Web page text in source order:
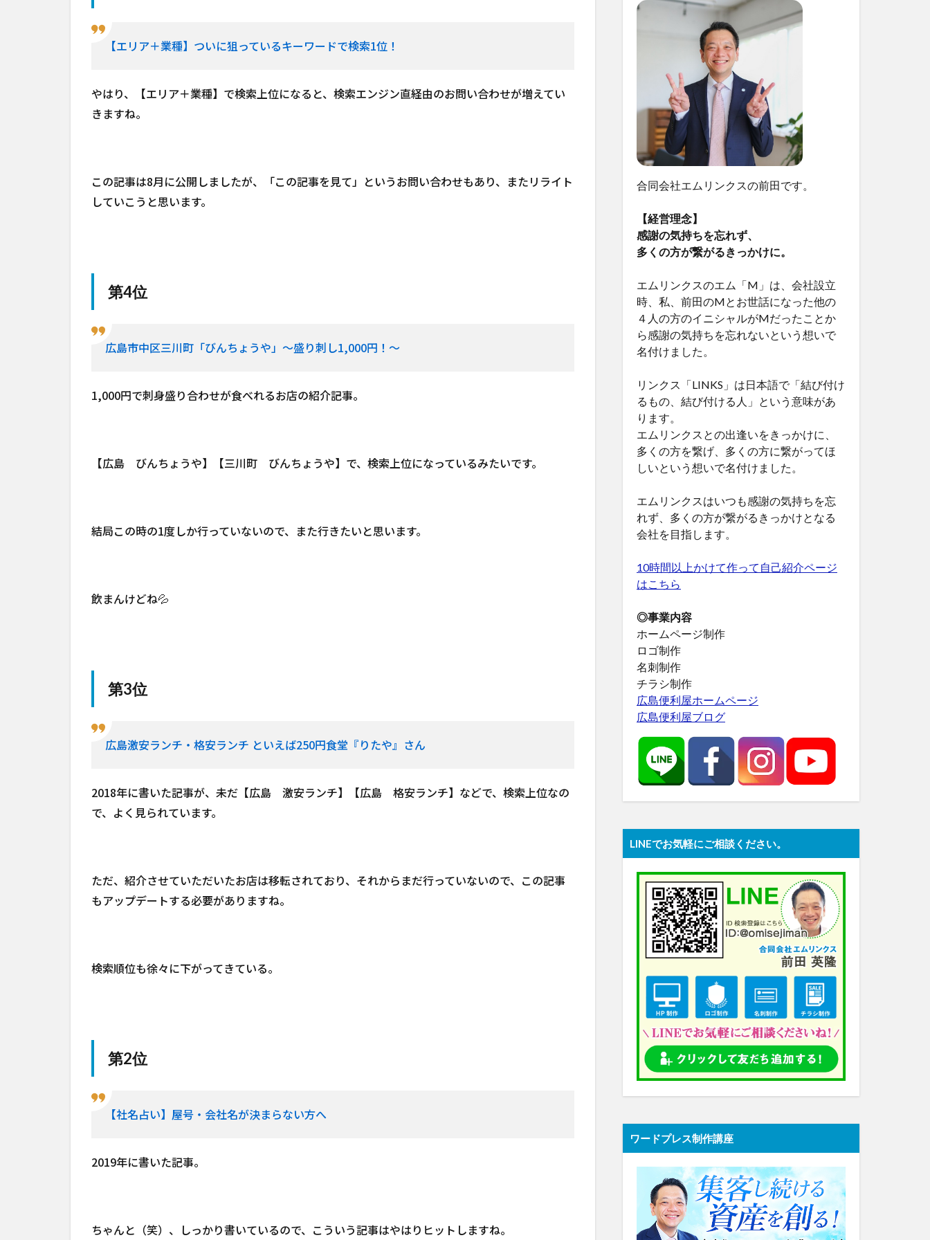
【エリア＋業種】ついに狙っているキーワードで検索1位！
やはり、【エリア＋業種】で検索上位になると、検索エンジン直経由のお問い合わせが増えてい
きますね。
この記事は8月に公開しましたが、「この記事を見て」というお問い合わせもあり、またリライト
していこうと思います。
第4位
広島市中区三川町「びんちょうや」～盛り刺し1,000円！～
1,000円で刺身盛り合わせが食べれるお店の紹介記事。
【広島 びんちょうや】【三川町 びんちょうや】で、検索上位になっているみたいです。
結局この時の1度しか行っていないので、また行きたいと思います。
飲まんけどね💦
第3位
広島激安ランチ・格安ランチ といえば250円食堂『りたや』さん
2018年に書いた記事が、未だ【広島 激安ランチ】【広島 格安ランチ】などで、検索上位なの
で、よく見られています。
ただ、紹介させていただいたお店は移転されており、それからまだ行っていないので、この記事
もアップデートする必要がありますね。
検索順位も徐々に下がってきている。
第2位
【社名占い】屋号・会社名が決まらない方へ
2019年に書いた記事。
ちゃんと（笑）、しっかり書いているので、こういう記事はやはりヒットしますね。
合同会社エムリンクスの前田です。
【経営理念】
感謝の気持ちを忘れず、
多くの方が繋がるきっかけに。
エムリンクスのエム「M」は、会社設立
時、私、前田のMとお世話になった他の
４人の方のイニシャルがMだったことか
ら感謝の気持ちを忘れないという想いで
名付けました。
リンクス「LINKS」は日本語で「結び付け
るもの、結び付ける人」という意味があ
ります。
エムリンクスとの出逢いをきっかけに、
多くの方を繋げ、多くの方に繋がってほ
しいという想いで名付けました。
エムリンクスはいつも感謝の気持ちを忘
れず、多くの方が繋がるきっかけとなる
会社を目指します。
10時間以上かけて作って自己紹介ページ
はこちら
◎事業内容
ホームページ制作
ロゴ制作
名刺制作
チラシ制作
広島便利屋ホームページ
広島便利屋ブログ
LINEでお気軽にご相談ください。
ワードプレス制作講座